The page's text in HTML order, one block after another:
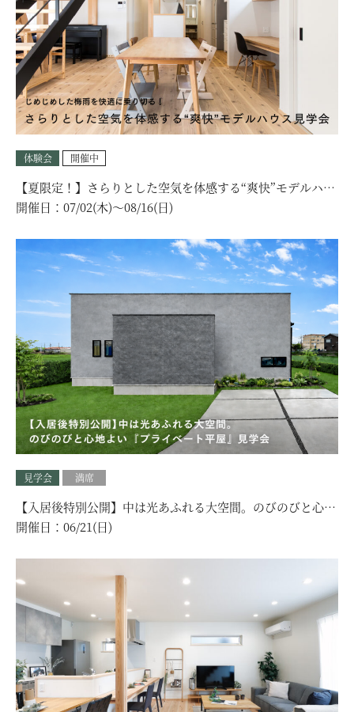
体験会 開催中
【夏限定！】さらりとした空気を体感する“爽快”モデルハウ
ス見学会｜選べる見学コース！
開催日： 07/02(木)〜08/16(日)
見学会 満席
【入居後特別公開】中は光あふれる大空間。のびのびと心地
よい『プライベート平屋』見学会｜加古郡
開催日： 06/21(日)